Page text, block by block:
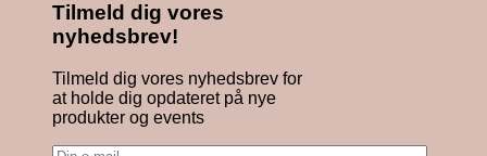
Tilmeld dig vores
nyhedsbrev!
Tilmeld dig vores nyhedsbrev for
at holde dig opdateret på nye
produkter og events